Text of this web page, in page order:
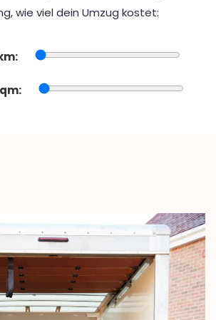
wie viel dein Umzug kostet: